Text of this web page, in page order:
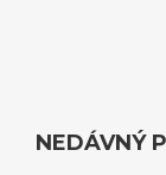
NEDÁVNÝ